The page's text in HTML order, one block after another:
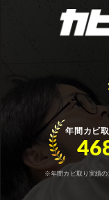
年間カビ
※年間カビ取り実績の